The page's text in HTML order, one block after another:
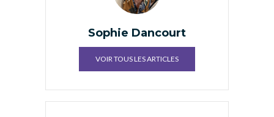
Sophie Dancourt
VOIR TOUS LES ARTICLES